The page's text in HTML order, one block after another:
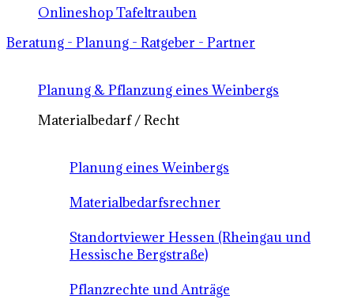
Onlineshop Tafeltrauben
Beratung - Planung - Ratgeber - Partner
Planung & Pflanzung eines Weinbergs
Materialbedarf / Recht
Planung eines Weinbergs
Materialbedarfsrechner
Standortviewer Hessen (Rheingau und
Hessische Bergstraße)
Pflanzrechte und Anträge